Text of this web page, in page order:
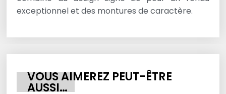
exceptionnel et des montures de caractère.
VOUS AIMEREZ PEUT-ÊTRE
AUSSI…